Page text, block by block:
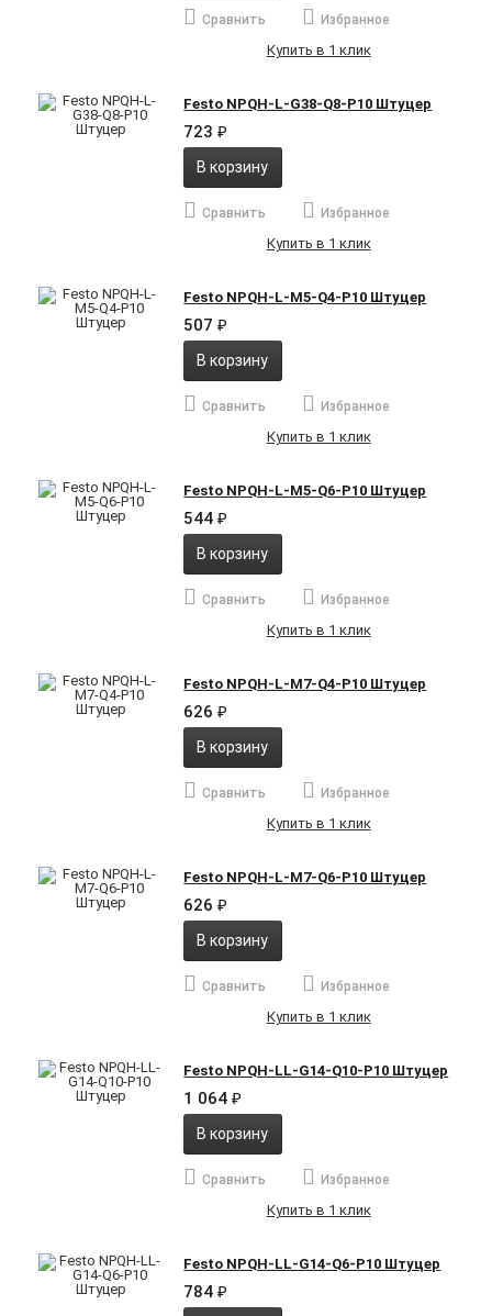
Сравнить Избранное
Купить в 1 клик
Festo NPQH-L-G38-Q8-P10 Штуцер
723₽
В корзину
Сравнить Избранное
Купить в 1 клик
Festo NPQH-L-M5-Q4-P10 Штуцер
507₽
В корзину
Сравнить Избранное
Купить в 1 клик
Festo NPQH-L-M5-Q6-P10 Штуцер
544₽
В корзину
Сравнить Избранное
Купить в 1 клик
Festo NPQH-L-M7-Q4-P10 Штуцер
626₽
В корзину
Сравнить Избранное
Купить в 1 клик
Festo NPQH-L-M7-Q6-P10 Штуцер
626₽
В корзину
Сравнить Избранное
Купить в 1 клик
Festo NPQH-LL-G14-Q10-P10 Штуцер
1 064₽
В корзину
Сравнить Избранное
Купить в 1 клик
Festo NPQH-LL-G14-Q6-P10 Штуцер
784₽